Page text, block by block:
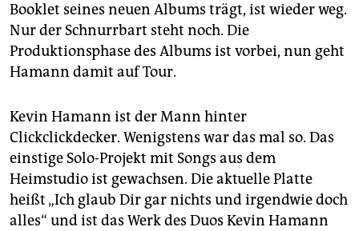
epaper login
Booklet seines neuen Albums trägt, ist wieder weg.
Nur der Schnurrbart steht noch. Die
Produktionsphase des Albums ist vorbei, nun geht
Hamann damit auf Tour.
Kevin Hamann ist der Mann hinter
Clickclickdecker. Wenigstens war das mal so. Das
einstige Solo-Projekt mit Songs aus dem
Heimstudio ist gewachsen. Die aktuelle Platte
heißt „Ich glaub Dir gar nichts und irgendwie doch
alles“ und ist das Werk des Duos Kevin Hamann